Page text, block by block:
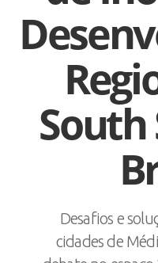
Desafios e
cidades de